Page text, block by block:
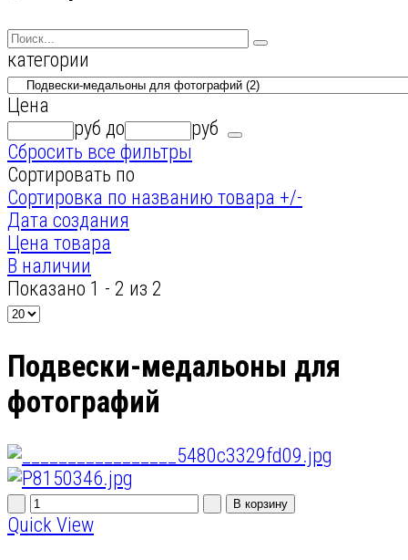
категории
Цена
руб до
руб
Сбросить все фильтры
Сортировать по
Сортировка по названию товара +/-
Дата создания
Цена товара
В наличии
Показано 1 - 2 из 2
Подвески-медальоны для
фотографий
Quick View